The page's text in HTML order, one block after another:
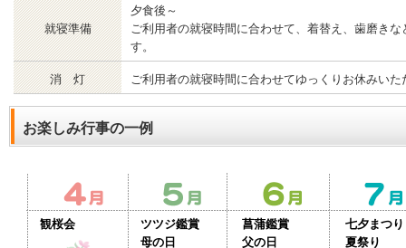
就寝準備
夕食後～
ご利用者の就寝時間に合わせて、着替え、歯磨き
す。
消 灯 ご利用者の就寝時間に合わせてゆっくりお休みい
お楽しみ行事の一例
観桜会
ツツジ鑑賞
母の日
菖蒲鑑賞
父の日
七夕まつり
夏祭り